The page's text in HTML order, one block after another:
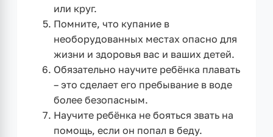
или круг.
Помните, что купание в
необорудованных местах опасно для
жизни и здоровья вас и ваших детей.
Обязательно научите ребёнка плавать
– это сделает его пребывание в воде
более безопасным.
Научите ребёнка не бояться звать на
помощь, если он попал в беду.